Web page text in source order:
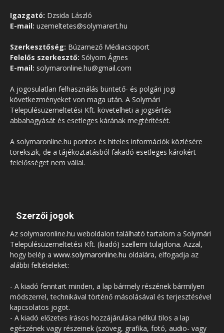
Igazgató: Dzsida László
E-mail: uzemeltetes@solymarert.hu
Szerkesztőség: Búzamező Médiacsoport
Felelős szerkesztő: Sólyom Ágnes
E-mail: solymaronline.hu@gmail.com
A jogosulatlan felhasználás büntető- és polgári jogi
következményeket von maga után. A Solymári
Településüzemeltetési Kft. követelheti a jogsértés
abbahagyását és esetleges kárának megtérítését.
A solymaronline.hu pontos és hiteles információk közlésére
törekszik, de a tájékoztatásból fakadó esetleges károkért
felelősséget nem vállal.
Szerzői jogok
Az solymaronline.hu weboldalon található tartalom a Solymári
Településüzemeltetési Kft. (kiadó) szellemi tulajdona. Azzal,
hogy belép a www.solymaronline.hu oldalára, elfogadja az
alábbi feltételeket:
- A kiadó fenntart minden, a lap bármely részének bármilyen
módszerrel, technikával történő másolásával és terjesztésével
kapcsolatos jogot.
- A kiadó előzetes írásos hozzájárulása nélkül tilos a lap
egészének vagy részeinek (szöveg, grafika, fotó, audio- vagy